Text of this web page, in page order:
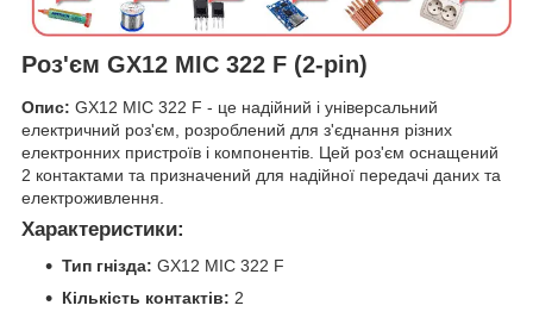
Роз'єм GX12 MIC 322 F (2-pin)
Опис: GX12 MIC 322 F - це надійний і універсальний
електричний роз'єм, розроблений для з'єднання різних
електронних пристроїв і компонентів. Цей роз'єм оснащений
2 контактами та призначений для надійної передачі даних та
електроживлення.
Характеристики:
Тип гнізда: GX12 MIC 322 F
Кількість контактів: 2